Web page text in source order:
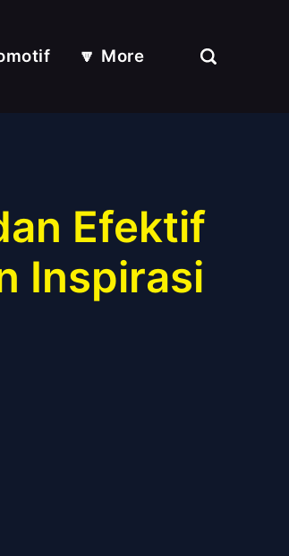
🔽 More
Efektif
Inspirasi